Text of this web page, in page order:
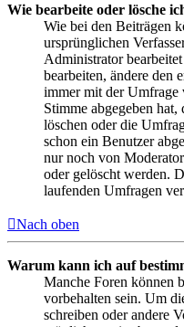
Wie bearbeite oder lösche
Wie bei den Beiträgen
ursprünglichen
Administrator
bearbeiten, ändere den
immer mit der Umfrage
Stimme abgegeben
löschen oder die
schon ein Benutzer
nur noch von
oder gelöscht werden.
laufenden Umfragen
Nach oben
Warum kann ich auf
Manche Foren können
vorbehalten sein. Um
schreiben oder andere